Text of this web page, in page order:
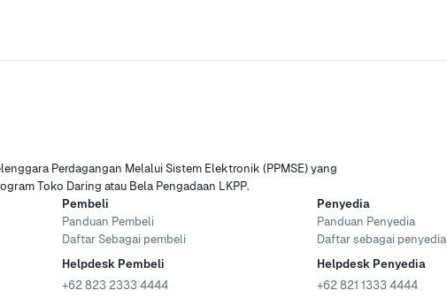
Perdagangan Melalui Sistem Elektronik (PPMSE) yang
Toko Daring atau Bela Pengadaan LKPP.
Pembeli
Panduan Pembeli
Daftar Sebagai pembeli
Helpdesk Pembeli
+62 823 2333 4444
Penyedia
Panduan Penyedia
Daftar sebagai penyedia
Helpdesk Penyedia
+62 821 1333 4444